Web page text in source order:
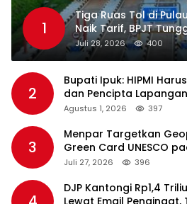
1
Tiga Ruas Tol di
Naik Tarif, BPJT
Standar Pelayanan
Juli 28, 2026 400
2
Bupati Ipuk: HIPMI
dan Pencipta
Agustus 1, 2026 397
3
Menpar Targetkan
Green Card UNESCO
2026
Juli 27, 2026 396
DJP Kantongi Rp1,4
Lewat Email